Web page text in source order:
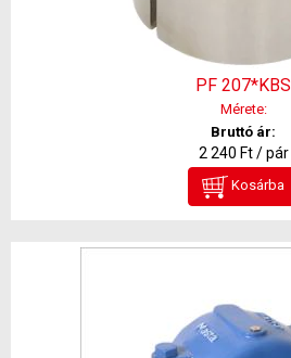
PF 207*KBS
Mérete:
Bruttó ár:
2 240 Ft / pár
Kosárba